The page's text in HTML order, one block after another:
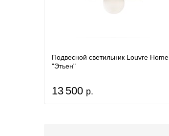
Подвесной светильник Louvre Home
"Этьен"
13 500 р.